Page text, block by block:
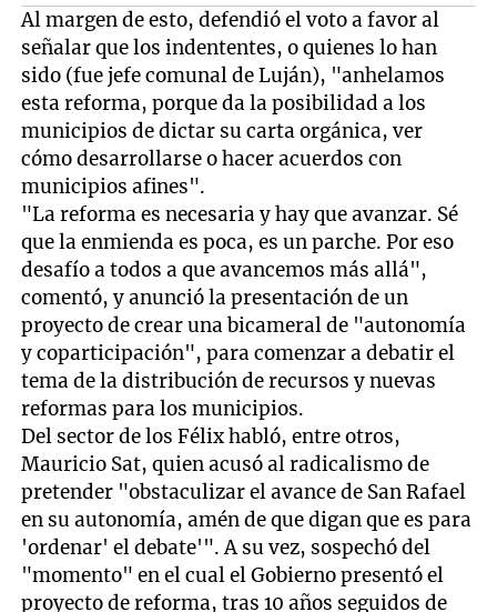
Al margen de esto, defendió el voto a favor al
señalar que los indententes, o quienes lo han
sido (fue jefe comunal de Luján), "anhelamos
esta reforma, porque da la posibilidad a los
municipios de dictar su carta orgánica, ver
cómo desarrollarse o hacer acuerdos con
municipios afines".
"La reforma es necesaria y hay que avanzar. Sé
que la enmienda es poca, es un parche. Por eso
desafío a todos a que avancemos más allá",
comentó, y anunció la presentación de un
proyecto de crear una bicameral de "autonomía
y coparticipación", para comenzar a debatir el
tema de la distribución de recursos y nuevas
reformas para los municipios.
Del sector de los Félix habló, entre otros,
Mauricio Sat, quien acusó al radicalismo de
pretender "obstaculizar el avance de San Rafael
en su autonomía, amén de que digan que es para
'ordenar' el debate'". A su vez, sospechó del
"momento" en el cual el Gobierno presentó el
proyecto de reforma, tras 10 años seguidos de